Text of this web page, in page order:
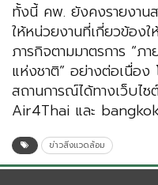
ทั้งนี้ คพ. ยังคงรายงาน
ให้หน่วยงานที่เกี่ยวข้อง
ภารกิจตามมาตรการ “ภ
แห่งชาติ” อย่างต่อเนื่อง
สถานการณ์ได้ทางเว็บไ
Air4Thai และ
ข่าวสิ่งแวดล้อม